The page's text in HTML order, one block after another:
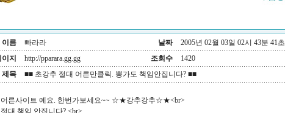
이름 빠라라 날짜
2005년 02월 03일 02시 43분 41초
지
http://pparara.gg.gg 조회수
1420
제목
■■ 초강추 절대 어른만클릭. 뽕가도 책임안집니다? ■■
어른사이트 예요. 한번가보세요~~ ☆★강추강추☆★<br>
대 책임 안집니다? <br>